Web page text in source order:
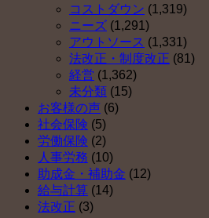
コストダウン (1,319)
ニーズ (1,291)
アウトソース (1,331)
法改正・制度改正 (81)
経営 (1,362)
未分類 (15)
お客様の声 (6)
社会保険 (5)
労働保険 (2)
人事労務 (10)
助成金・補助金 (12)
給与計算 (14)
法改正 (3)